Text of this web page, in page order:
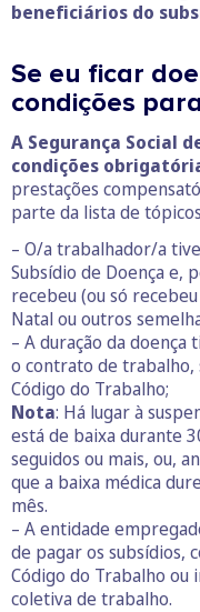
beneficiários do
Se eu ficar
condições
A Segurança Social
condições
prestações
parte da lista de
– O/a trabalhador/a
Subsídio de Doença e,
recebeu (ou só
Natal ou outros
– A duração da
o contrato de trabalho,
Código do Trabalho;
Nota: Há lugar à
está de baixa durante
seguidos ou mais, ou,
que a baixa médica
mês.
– A entidade
de pagar os subsídios,
Código do Trabalho
coletiva de trabalho.